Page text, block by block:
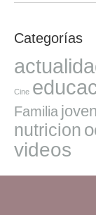
Categorías
Cine
Familia
nutricion
videos